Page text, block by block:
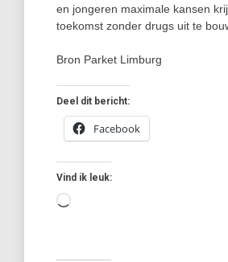
en jongeren maximale kansen
toekomst zonder drugs uit te
Bron Parket Limburg
Deel dit bericht:
Facebook
Vind ik leuk:
Aan